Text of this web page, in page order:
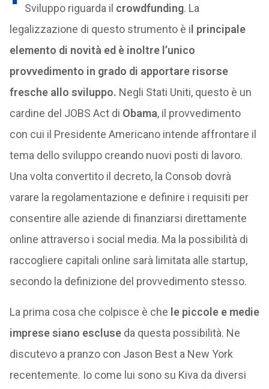
Sviluppo riguarda il crowdfunding. La
legalizzazione di questo strumento è i l principale
elemento di novità ed è inoltre l’unico
provvedimento in grado di apportare risorse
fresche allo sviluppo. Negli Stati Uniti, questo è un
cardine del JOBS Act di Obama, il provvedimento
con cui il Presidente Americano intende affrontare il
tema dello sviluppo creando nuovi posti di lavoro.
Una volta convertito il decreto, la Consob dovrà
varare la regolamentazione e definire i requisiti per
consentire alle aziende di finanziarsi direttamente
online attraverso i social media. Ma la possibilità di
raccogliere capitali online sarà limitata alle startup,
secondo la definizione del provvedimento stesso.
La prima cosa che colpisce è che le piccole e medie
imprese siano escluseda questa possibilità. Ne
discutevo a pranzo con Jason Best a New York
recentemente. Io come lui sono su Kiva da diversi